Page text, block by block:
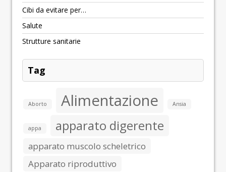
Cibi da evitare per…
Salute
Strutture sanitarie
Tag
Aborto Alimentazione Ansia
appa apparato digerente
apparato muscolo scheletrico
Apparato riproduttivo